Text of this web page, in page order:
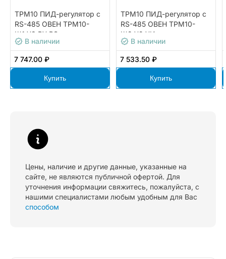
ТРМ10 ПИД-регулятор с
RS-485 ОВЕН ТРМ10-
Щ1.У3.РУ.RS
В наличии
7 747.00 ₽
Купить
ТРМ10 ПИД-регулятор с
RS-485 ОВЕН ТРМ10-
Щ2.У2.УИ
В наличии
7 533.50 ₽
Купить
Цены, наличие и другие данные, указанные на
сайте, не являются публичной офертой. Для
уточнения информации свяжитесь, пожалуйста, с
нашими специалистами любым удобным для Вас
способом